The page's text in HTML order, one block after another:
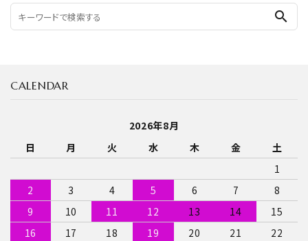
search
CALENDAR
2026年8月
日
月 火 水 木 金
土
1
2
3 4 5 6 7
8
9
10 11 12 13 14
15
16
17 18 19 20 21
22